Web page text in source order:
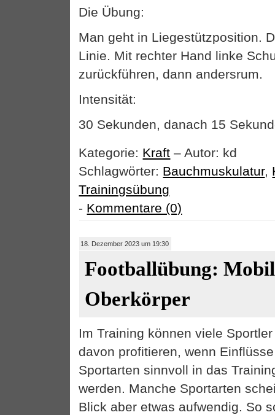
Die Übung:
Man geht in Liegestützposition.
Linie. Mit rechter Hand linke
zurückführen, dann andersrum.
Intensität:
30 Sekunden, danach 15
Kategorie: Kraft – Autor: kd
Schlagwörter: Bauchmuskulatur,
Trainingsübung
- Kommentare (0)
18. Dezember 2023 um 19:30
Footballübung:
Oberkörper
Im Training können viele
davon profitieren, wenn
Sportarten sinnvoll in das
werden. Manche Sportarten
Blick aber etwas aufwendig. So